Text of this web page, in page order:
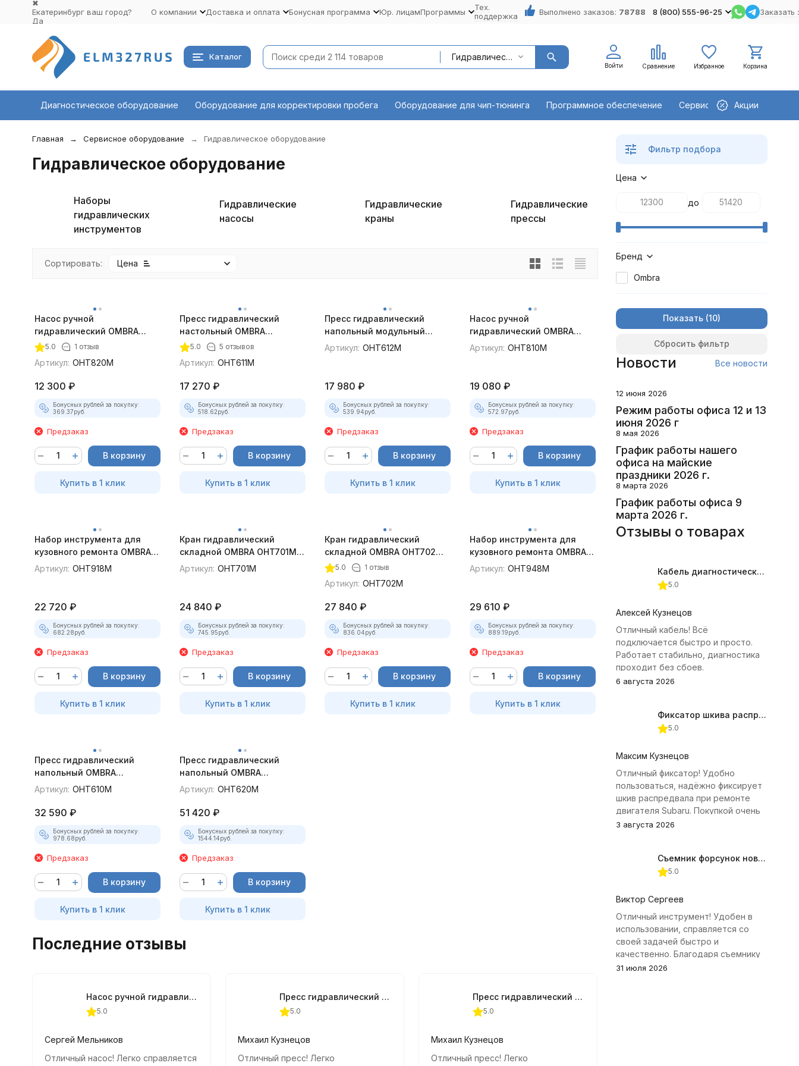
✖
Екатеринбург ваш город?
Да
О компании Доставка и оплата Бонусная программа Юр. лицамПрограммы
Тех.
поддержка
Выполнено заказов: 78788 8 (800) 555-96-25 Заказать
Каталог Гидравлическое оборудование
Войти Сравнение Избранное Корзина
Диагностическое оборудование Оборудование для корректировки пробега Оборудование для чип-тюнинга Программное обеспечение Сервисное оборудование
Акции
Главная Сервисное оборудование Гидравлическое оборудование
Гидравлическое оборудование
Наборы
гидравлических
инструментов
Гидравлические
насосы
Гидравлические
краны
Гидравлические
прессы
Сортировать: Цена
покупателей
Насос ручной
гидравлический OMBRA
OHT820M 20 т.
5.0 1 отзыв
Артикул: OHT820M
12 300 ₽
Бонусных рублей за покупку:
369.37руб.
Предзаказ
В корзину
Купить в 1 клик
Пресс гидравлический
настольный OMBRA
OHT611M, 10 т.
5.0 5 отзывов
Артикул: OHT611M
17 270 ₽
Бонусных рублей за покупку:
518.62руб.
Предзаказ
В корзину
Купить в 1 клик
Пресс гидравлический
напольный модульный
OMBRA OHT612M, 12 т.
Артикул: OHT612M
17 980 ₽
Бонусных рублей за покупку:
539.94руб.
Предзаказ
В корзину
Купить в 1 клик
Насос ручной
гидравлический OMBRA
OHT810M 10 т.
Артикул: OHT810M
19 080 ₽
Бонусных рублей за покупку:
572.97руб.
Предзаказ
В корзину
Купить в 1 клик
Набор инструмента для
кузовного ремонта OMBRA
OHT918M, 10 т.
Артикул: OHT918M
22 720 ₽
Бонусных рублей за покупку:
682.28руб.
Предзаказ
В корзину
Купить в 1 клик
Кран гидравлический
складной OMBRA OHT701M, 1
т.
Артикул: OHT701M
24 840 ₽
Бонусных рублей за покупку:
745.95руб.
Предзаказ
В корзину
Купить в 1 клик
Кран гидравлический
складной OMBRA OHT702M,
2 т.5.0 1 отзыв
Артикул: OHT702M
27 840 ₽
Бонусных рублей за покупку:
836.04руб.
Предзаказ
В корзину
Купить в 1 клик
Набор инструмента для
кузовного ремонта OMBRA
OHT948M, 4 т.
Артикул: OHT948M
29 610 ₽
Бонусных рублей за покупку:
889.19руб.
Предзаказ
В корзину
Купить в 1 клик
Пресс гидравлический
напольный OMBRA
OHT610M, 12 т.
Артикул: OHT610M
32 590 ₽
Бонусных рублей за покупку:
978.68руб.
Предзаказ
В корзину
Купить в 1 клик
Пресс гидравлический
напольный OMBRA
OHT620M, 20 т.
Артикул: OHT620M
51 420 ₽
Бонусных рублей за покупку:
1544.14руб.
Предзаказ
В корзину
Купить в 1 клик
Последние отзывы
Насос ручной гидравлический OMBRA OHT820M 20 т.
5.0
Сергей Мельников
Отличный насос! Легко справляется
Пресс гидравлический настольный OMBRA OHT611M, 10 т.
5.0
Михаил Кузнецов
Отличный пресс! Легко
Пресс гидравлический настольный OMBRA OHT611M, 10 т.
5.0
Михаил Кузнецов
Отличный пресс! Легко
Фильтр подбора
Цена
до
Бренд
Ombra
Показать
Сбросить фильтр
Новости Все новости
12 июня 2026
Режим работы офиса 12 и 13
июня 2026 г
8 мая 2026
График работы нашего
офиса на майские
праздники 2026 г.
8 марта 2026
График работы офиса 9
марта 2026 г.
Отзывы о товарах
Кабель диагностический ГАЗ 24 для АВТОАС
5.0
Алексей Кузнецов
Отличный кабель! Всё
подключается быстро и просто.
Работает стабильно, диагностика
проходит без сбоев.
6 августа 2026
Фиксатор шкива распредвала (Subaru) JTC-4409
5.0
Максим Кузнецов
Отличный фиксатор! Удобно
пользоваться, надёжно фиксирует
шкив распредвала при ремонте
двигателя Subaru. Покупкой очень
доволен.
3 августа 2026
Съемник форсунок новых дизельных двигателей Jonnesway
5.0
Виктор Сергеев
Отличный инструмент! Удобен в
использовании, справляется со
своей задачей быстро и
качественно. Благодаря съемнику
удалось избежать лишних хлопот с
31 июля 2026